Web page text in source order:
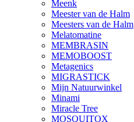
Meenk
Meester van de Halm
Meesters van de Halm
Melatomatine
MEMBRASIN
MEMOBOOST
Metagenics
MIGRASTICK
Mijn Natuurwinkel
Minami
Miracle Tree
MOSQUITOX